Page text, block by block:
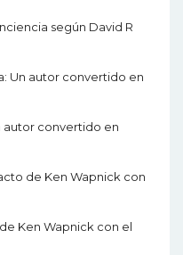
según David R
Un autor convertido en
autor convertido en
de Ken Wapnick con
Ken Wapnick con el